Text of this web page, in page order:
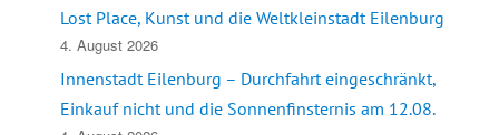
Lost Place, Kunst und die Weltkleinstadt Eilenburg
4. August 2026
Innenstadt Eilenburg – Durchfahrt eingeschränkt,
Einkauf nicht und die Sonnenfinsternis am 12.08.